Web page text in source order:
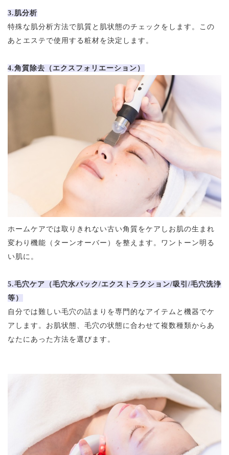
3.肌分析
特殊な肌分析方法で肌質と肌状態のチェックをします。この
あとエステで使用する粧材を決定します。
4.角質除去（エクスフォリエーション）
ホームケアでは取りきれない古い角質をケアしお肌の生まれ
変わり機能（ターンオーバー）を整えます。ワントーン明る
い肌に。
5.毛穴ケア（毛穴水パック/エクストラクション/吸引/毛穴洗浄
等）
自分では難しい毛穴の詰まりを専門的なアイテムと機器でケ
アします。お肌状態、毛穴の状態に合わせて複数種類からあ
なたにあった方法を選びます。